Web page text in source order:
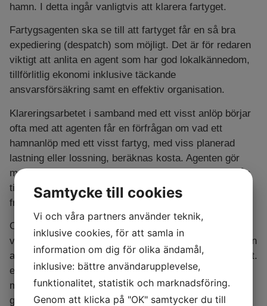
hamn. I detta ingår vanligtvis att klarera fartyget.
Fartygsagenten ska se till att fartyget får en så bra
expediering (despatch) som möjligt. Det är för redaren
viktigt att anlita en agent som har god lokalkännedom,
tillförlitlig ekonomi inklusive täckande
ansvarsförsäkring samt en effektiv organisation.
Klareringsarbetet i samband med ett visst anlöp börjar
ofta med att agenten får en förfrågan om vad ett
hamnanlöp med ett visst fartyg, med viss planerad
lastning eller lossning, beräknas kosta. Agenten gör
med stöd av tillgängliga tariffer och sin erfarenhet från
tidigare anlöp en preliminär beräkning som skickas till
frågeställaren.
Om förfrågan leder till att fartyget destineras till
verebörandes hamn nomineras fartygsagenten antingen
av fartygets ägare eller av den som opererar fartyget (t.
ex en tidsbefraktare). Uppdraget kan vara mer eller
mindre långtgående. I vissa fall måste hamnagenten
göra omfattande förberedelser med att beställa lots,
Samtycke till cookies
Vi och våra partners använder teknik,
inklusive cookies, för att samla in
information om dig för olika ändamål,
inklusive: bättre användarupplevelse,
funktionalitet, statistik och marknadsföring.
Genom att klicka på "OK" samtycker du till